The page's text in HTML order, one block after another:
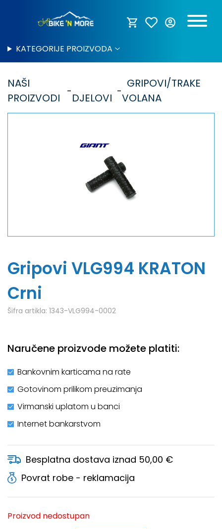
KATEGORIJE PROIZVODA
NAŠI
PROIZVODI
DJELOVI
GRIPOVI/TRAKE
VOLANA
Gripovi VLG994 KRATON
Crni
Šifra artikla: 1343­-VLG994­-0002
Naručene proizvode možete platiti:
Bankovnim karticama na rate
Gotovinom prilikom preuzimanja
Virmanski uplatom u banci
Internet bankarstvom
Besplatna dostava iznad 50,00 €
Povrat robe - reklamacija
Proizvod nedostupan